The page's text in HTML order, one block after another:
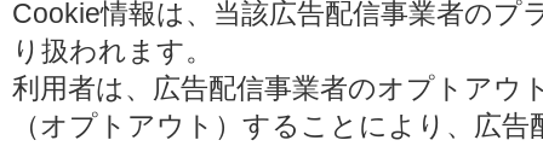
Cookie情報は、当該広告配信事業者のプ
り扱われます。
利用者は、広告配信事業者のオプトアウ
（オプトアウト）することにより、広